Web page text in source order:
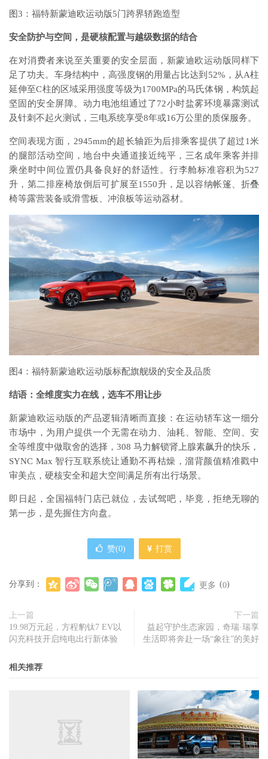
图3：福特新蒙迪欧运动版5门跨界轿跑造型
安全防护与空间 ，是硬核配置与越级数据的结合
在对消费者来说至关重要的安全层面，新蒙迪欧运动版同样下
足了功夫。车身结构中，高强度钢的用量占比达到52%，从A柱
延伸至C柱的区域采用强度等级为1700MPa的马氏体钢，构筑起
坚固的安全屏障。动力电池组通过了72小时盐雾环境暴露测试
及针刺不起火测试，三电系统享受8年或16万公里的质保服务。
空间表现方面，2945mm的超长轴距为后排乘客提供了超过1米
的腿部活动空间，地台中央通道接近纯平，三名成年乘客并排
乘坐时中间位置仍具备良好的舒适性。行李舱标准容积为527
升，第二排座椅放倒后可扩展至1550升，足以容纳帐篷、折叠
椅等露营装备或滑雪板、冲浪板等运动器材。
图4：福特新蒙迪欧运动版标配旗舰级的安全及品质
结语：全维度实力在线，选车不用让步
新蒙迪欧运动版的产品逻辑清晰而直接：在运动轿车这一细分
市场中，为用户提供一个无需在动力、油耗、智能、空间、安
全等维度中做取舍的选择，308 马力解锁肾上腺素飙升的快乐，
SYNC Max 智行互联系统让通勤不再枯燥，溜背颜值精准戳中
审美点，硬核安全和超大空间满足所有出行场景。
即日起，全国福特门店已就位，去试驾吧，毕竟，拒绝无聊的
第一步，是先握住方向盘。
赞(0) 打赏
分享到： 更多 (0)
上一篇
19.98万元起，方程豹钛7 EV以
闪充科技开启纯电出行新体验
下一篇
益起守护生态家园，奇瑞·瑞享
生活即将奔赴一场“象往”的美好
相关推荐